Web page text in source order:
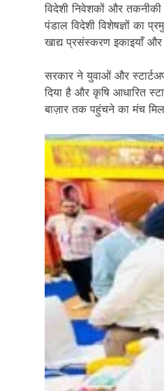
विदेशी निवेशकों और
पंडाल विदेशी विशेषज्ञों का
खाद्य प्रसंस्करण इकाइयाँ
सरकार ने युवाओं और स्टार्टअप
दिया है और कृषि आधारित
बाज़ार तक पहुंचने का मंच